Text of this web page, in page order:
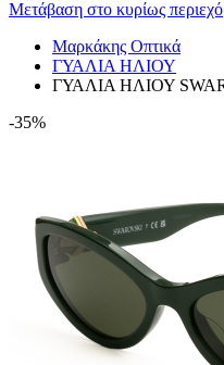
Μετάβαση στο κυρίως
Μαρκάκης Οπτικά
ΓΥΑΛΙΑ ΗΛΙΟΥ
ΓΥΑΛΙΑ ΗΛΙΟΥ
-35%